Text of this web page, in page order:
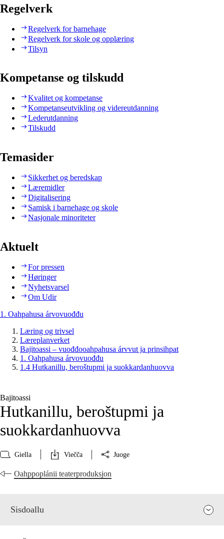
Regelverk
Regelverk for barnehage
Regelverk for skole og opplæring
Tilsyn
Kompetanse og tilskudd
Kvalitet og kompetanse
Kompetanseutvikling og videreutdanning
Lederutdanning
Tilskudd
Temasider
Sikkerhet og beredskap
Læremidler
Digitalisering
Samisk i barnehage og skole
Nasjonale minoriteter
Aktuelt
For pressen
Høringer
Nyhetsvarsel
Om Udir
1. Oahpahusa árvovuođđu
Læring og trivsel
Læreplanverket
Bajitoassi – vuođđooahpahusa árvvut ja prinsihpat
1. Oahpahusa árvovuođđu
1.4 Hutkanillu, beroštupmi ja suokkardanhuovva
Bajitoassi
Hutkanillu, beroštupmi ja
suokkardanhuovva
Giella Viečča Juoge
Oahppoplánii teaterproduksjon
Sisdoallu